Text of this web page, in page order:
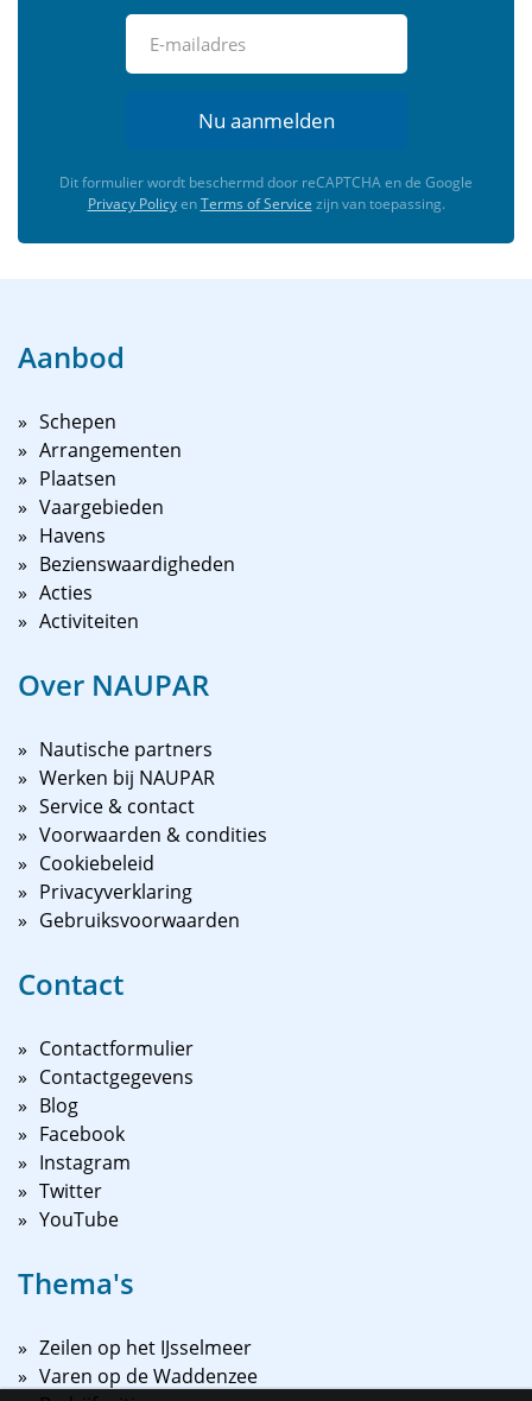
Nu aanmelden
Dit formulier wordt beschermd door reCAPTCHA en de Google
Privacy PolicyenTerms of Service zijn van toepassing.
Aanbod
Schepen
Arrangementen
Plaatsen
Vaargebieden
Havens
Bezienswaardigheden
Acties
Activiteiten
Over NAUPAR
Nautische partners
Werken bij NAUPAR
Service & contact
Voorwaarden & condities
Cookiebeleid
Privacyverklaring
Gebruiksvoorwaarden
Contact
Contactformulier
Contactgegevens
Blog
Facebook
Instagram
Twitter
YouTube
Thema's
Zeilen op het IJsselmeer
Varen op de Waddenzee